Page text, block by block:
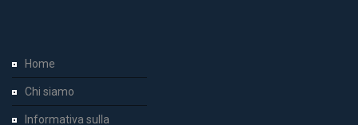
Home
Chi siamo
Informativa sulla